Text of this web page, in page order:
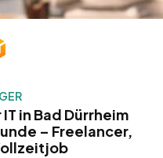
in Bad Dürrheim
– Freelancer,